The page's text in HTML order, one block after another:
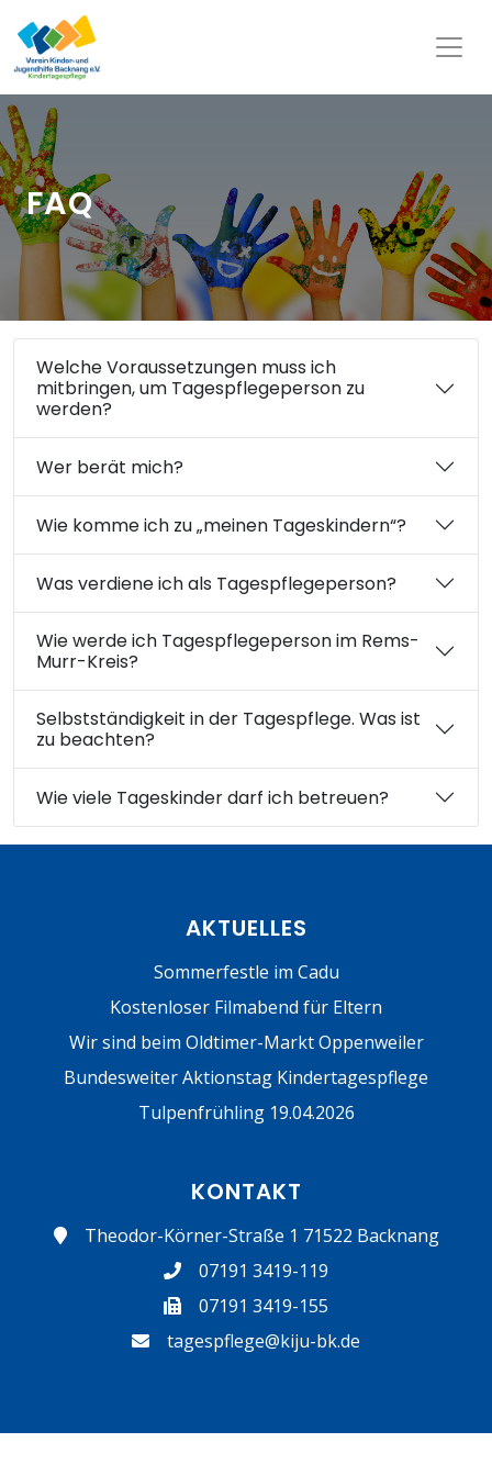
FAQ
Welche Voraussetzungen muss ich
mitbringen, um Tagespflegeperson zu
werden?
Wer berät mich?
Wie komme ich zu „meinen Tageskindern“?
Was verdiene ich als Tagespflegeperson?
Wie werde ich Tagespflegeperson im Rems-
Murr-Kreis?
Selbstständigkeit in der Tagespflege. Was ist
zu beachten?
Wie viele Tageskinder darf ich betreuen?
AKTUELLES
Sommerfestle im Cadu
Kostenloser Filmabend für Eltern
Wir sind beim Oldtimer-Markt Oppenweiler
Bundesweiter Aktionstag Kindertagespflege
Tulpenfrühling 19.04.2026
KONTAKT
Theodor-Körner-Straße 1 71522 Backnang
07191 3419-119
07191 3419-155
tagespflege@kiju-bk.de